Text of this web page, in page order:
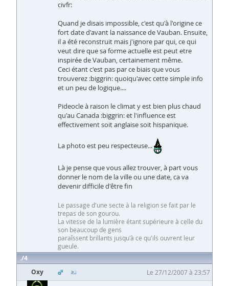
civfr:
Quand je disais impossible, c'est qu'à l'origine ce
fort date d'avant la naissance de Vauban. Ensuite,
il a été reconstruit mais j'ignore par qui, ce qui
veut dire que sa forme actuelle est peut etre
inspirée de Vauban, certainement même.
Ceci étant c'est pas par ce biais que vous
trouverez :biggrin: quoiqu'avec cette simple info
et un peu de logique....
Pideocle à raison le climat y est bien plus chaud
qu'au Canada :biggrin: et l'influence est
effectivement soit anglaise soit hispanique.
La photo est peu respecteuse...
Là je pense que vous allez trouver, à part vous
donner le nom de la ville ou une date, ca va
devenir difficile d'être fin
Le passage d'une secte à la religion se fait par le
trepas de son gourou.
La vitesse de la lumière étant supérieure à celle du
son beaucoup de gens
paraîssent brillants jusqu'à ce qu'ils ouvrent leur
gueule.
4
Oxy
Le 27/12/2007 à 23:57